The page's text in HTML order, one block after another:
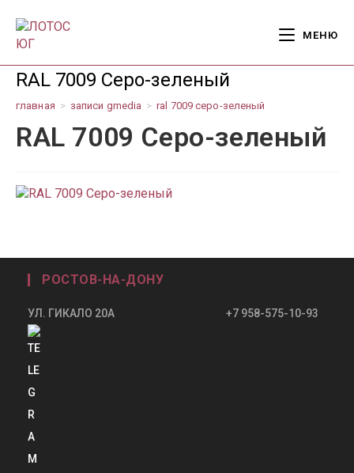
содержимому
МЕНЮ
RAL 7009 Серо-зеленый
главная > записи gmedia > ral 7009 серо-зеленый
RAL 7009 Серо-зеленый
РОСТОВ-НА-ДОНУ
УЛ. ГИКАЛО 20А +7 958-575-10-93